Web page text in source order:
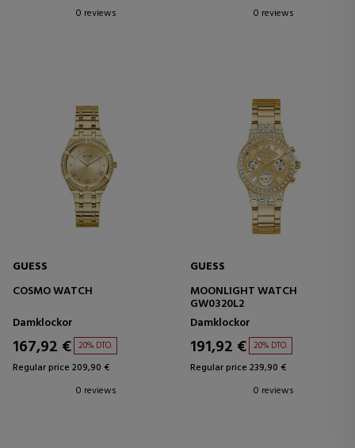
0 reviews
0 reviews
GUESS
COSMO WATCH
Damklockor
167,92 € 20% DTO.
Regular price 209,90 €
0 reviews
GUESS
MOONLIGHT WATCH
GW0320L2
Damklockor
191,92 € 20% DTO.
Regular price 239,90 €
0 reviews